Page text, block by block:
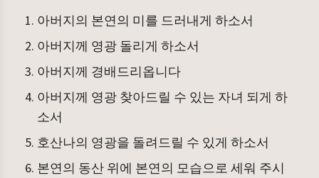
아버지의 본연의 미를 드러내게 하소서
아버지께 영광 돌리게 하소서
아버지께 경배드리옵니다
아버지께 영광 찾아드릴 수 있는 자녀 되게 하
소서
호산나의 영광을 돌려드릴 수 있게 하소서
본연의 동산 위에 본연의 모습으로 세워 주시